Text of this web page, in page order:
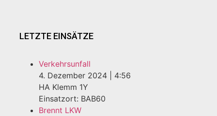
LETZTE EINSÄTZE
Verkehrsunfall
4. Dezember 2024
4:56
HA Klemm 1Y
Einsatzort: BAB60
Brennt LKW